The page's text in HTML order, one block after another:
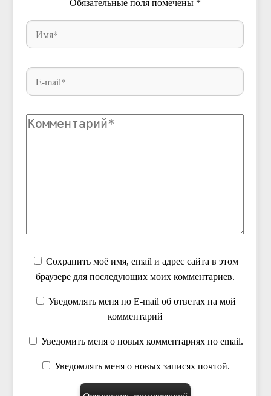
Обязательные поля помечены *
Сохранить моё имя, email и адрес сайта в этом
браузере для последующих моих комментариев.
Уведомлять меня по E-mail об ответах на мой
комментарий
Уведомить меня о новых комментариях по email.
Уведомлять меня о новых записях почтой.